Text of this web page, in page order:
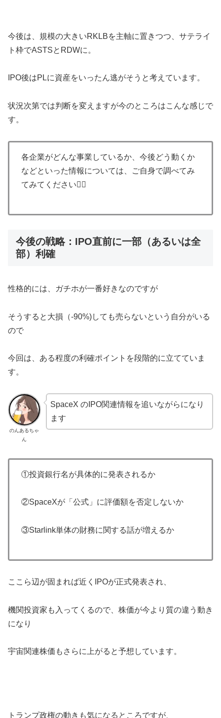
今後は、規模の大きいRKLBを主軸に置きつつ、サテライ
ト枠でASTSとRDWに。
IPO後はPLに資産をいったん逃がそうと考えています。
状況次第では判断を変えますが今のところはこんな感じで
す。
各企業がどんな事業しているか、今後どう動くか
などといった情報については、ご自身で調べてみ
てみてください🙇‍♀️
今後の戦略：IPO直前に一部（あるいは全
部）利確
性格的には、ガチホが一番好きなのですが
そうすると大損（-90%)しても売らないという自分がいる
ので
今回は、ある程度の利確ポイントを段階的に立てていま
す。
のんあるちゃ
ん
SpaceX のIPO関連情報を追いながらになり
ます
①投資銀行名が具体的に発表されるか
②SpaceXが「公式」に評価額を否定しないか
③Starlink単体の財務に関する話が増えるか
ここら辺が固まれば近くIPOが正式発表され、
機関投資家も入ってくるので、株価が今より質の違う動き
になり
宇宙関連株価もさらに上がると予想しています。
トランプ政権の動きも気になるところですが、